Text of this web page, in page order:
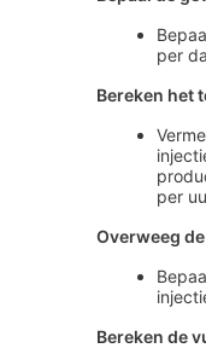
per
Bereken het
per
Overweeg
Bereken de